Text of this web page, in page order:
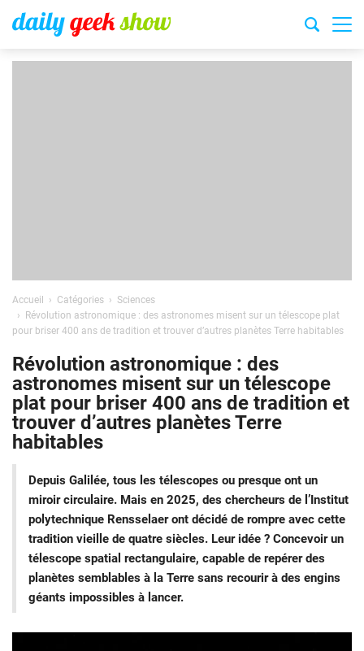
Accueil Catégories
Sciences
Révolution astronomique : des astronomes misent sur un télescope plat
pour briser 400 ans de tradition et trouver d’autres planètes Terre habitables
Révolution astronomique : des
astronomes misent sur un télescope
plat pour briser 400 ans de tradition et
trouver d’autres planètes Terre
habitables
Depuis Galilée, tous les télescopes ou presque ont un
miroir circulaire. Mais en 2025, des chercheurs de l’Institut
polytechnique Rensselaer ont décidé de rompre avec cette
tradition vieille de quatre siècles. Leur idée ? Concevoir un
télescope spatial rectangulaire, capable de repérer des
planètes semblables à la Terre sans recourir à des engins
géants impossibles à lancer.